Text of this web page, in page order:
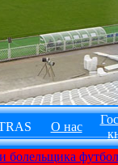
О нас
болельщика